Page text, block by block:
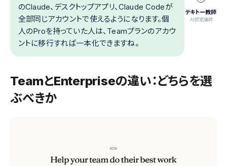
テキトー教師
.AI認定講師
のClaude、デスクトップアプリ、Claude Codeが
全部同じアカウントで使えるようになります。個
人のProを持っていた人は、Teamプランのアカウ
ントに移行すれば一本化できますね。
TeamとEnterpriseの違い：どちらを選
ぶべきか